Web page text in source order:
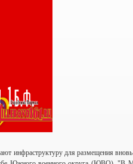
инфраструктуру для размещения